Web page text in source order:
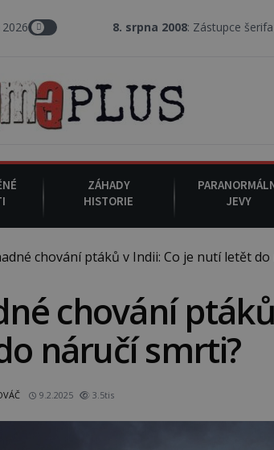
8. srpna 2008 : Zástupce šerifa v texaském
ZÁHADY
HISTORIE
JEVY
chování ptáků v Indii: Co je nutí letět
chování
náručí smrti?
9.2.2025 3.5tis